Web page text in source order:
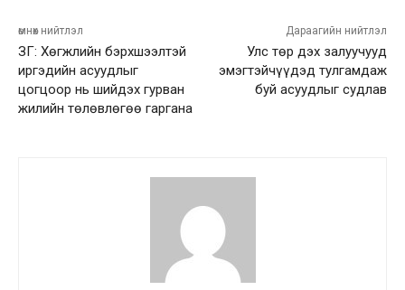
өмнөх нийтлэл
ЗГ: Хөгжлийн бэрхшээлтэй
иргэдийн асуудлыг
цогцоор нь шийдэх гурван
жилийн төлөвлөгөө гаргана
Дараагийн нийтлэл
Улс төр дэх залуучууд
эмэгтэйчүүдэд тулгамдаж
буй асуудлыг судлав